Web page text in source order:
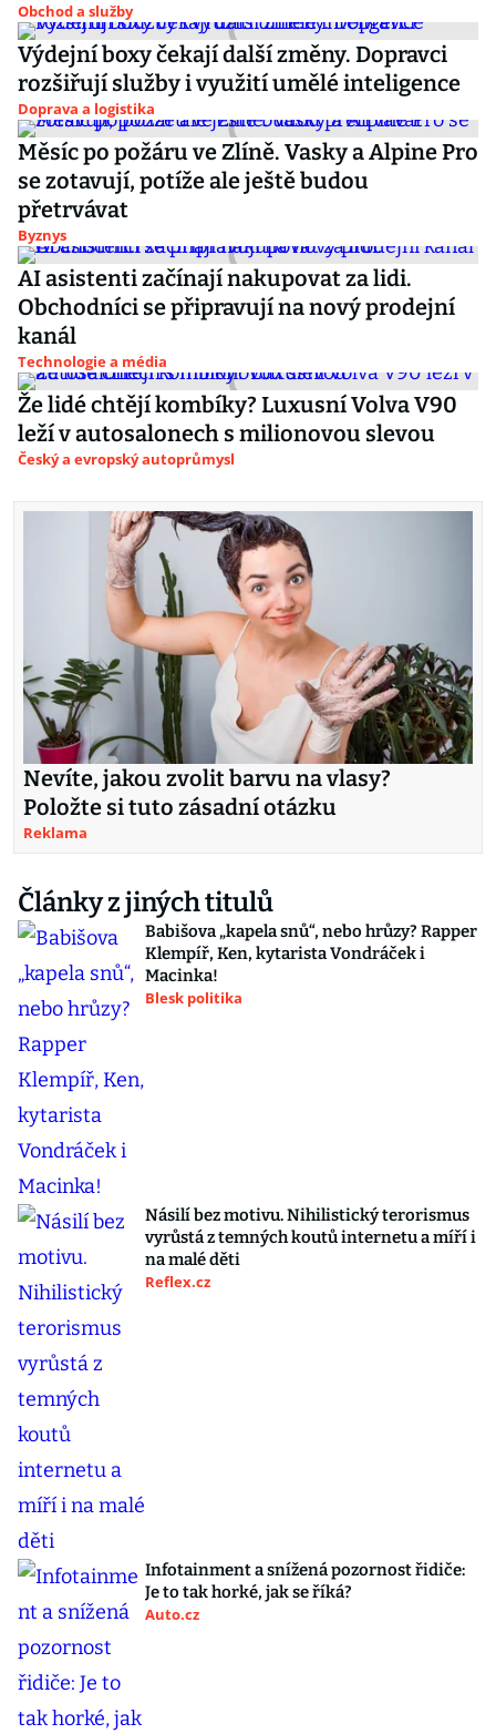
Obchod a služby
Výdejní boxy čekají další změny. Dopravci
rozšiřují služby i využití umělé inteligence
Doprava a logistika
Měsíc po požáru ve Zlíně. Vasky a Alpine Pro
se zotavují, potíže ale ještě budou
přetrvávat
Byznys
AI asistenti začínají nakupovat za lidi.
Obchodníci se připravují na nový prodejní
kanál
Technologie a média
Že lidé chtějí kombíky? Luxusní Volva V90
leží v autosalonech s milionovou slevou
Český a evropský autoprůmysl
Nevíte, jakou zvolit barvu na vlasy?
Položte si tuto zásadní otázku
Reklama
Články z jiných titulů
Babišova „kapela snů“, nebo hrůzy? Rapper
Klempíř, Ken, kytarista Vondráček i
Macinka!
Blesk politika
Násilí bez motivu. Nihilistický terorismus
vyrůstá z temných koutů internetu a míří i
na malé děti
Reflex.cz
Infotainment a snížená pozornost řidiče:
Je to tak horké, jak se říká?
Auto.cz